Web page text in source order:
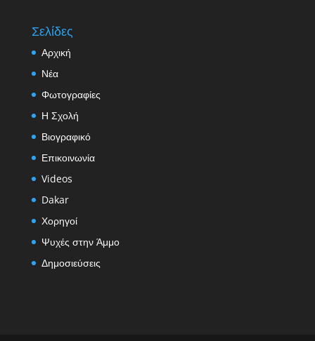
Σελίδες
Αρχική
Νέα
Φωτογραφίες
Η Σχολή
Βιογραφικό
Επικοινωνία
Videos
Dakar
Χορηγοί
Ψυχές στην Άμμο
Δημοσιεύσεις